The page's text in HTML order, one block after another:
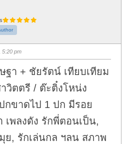
5:20 pm
ฐา + ชัยรัตน์ เทียบเทียม
วิตตรี / ต๊ะติ๋งโหน่ง
กขาดไป 1 ปก มีรอย
เพลงดัง รักพี่ตอนเป็น,
ย, รักเล่นกล ฯลน สภาพ